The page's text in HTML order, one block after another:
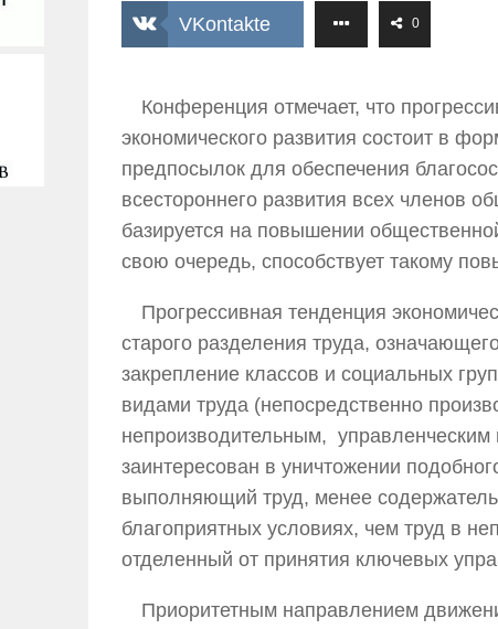
VKontakte 0
Конференция отмечает, что
экономического развития состоит в
предпосылок для обеспечения
всестороннего развития всех членов
базируется на повышении
свою очередь, способствует такому
Прогрессивная тенденция
старого разделения труда,
закрепление классов и социальных
видами труда (непосредственно
непроизводительным,
заинтересован в уничтожении
выполняющий труд, менее
благоприятных условиях, чем труд в
отделенный от принятия ключевых
Приоритетным направлением